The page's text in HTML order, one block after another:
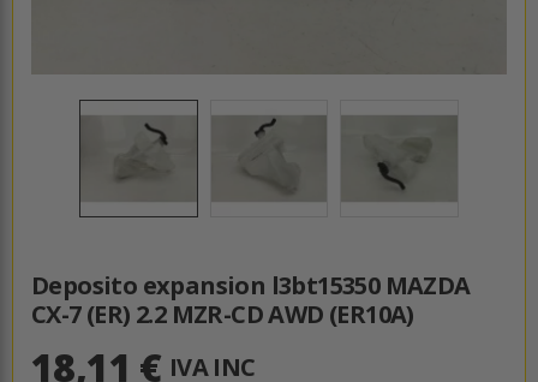
Deposito expansion l3bt15350 MAZDA
CX-7 (ER) 2.2 MZR-CD AWD (ER10A)
18,11 € IVA INC